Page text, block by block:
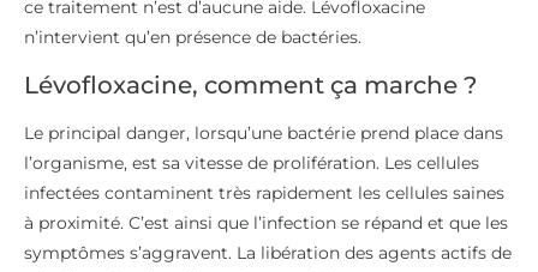
ce traitement n’est d’aucune aide. Lévofloxacine
n’intervient qu’en présence de bactéries.
Lévofloxacine, comment ça marche ?
Le principal danger, lorsqu’une bactérie prend place dans
l’organisme, est sa vitesse de prolifération. Les cellules
infectées contaminent très rapidement les cellules saines
à proximité. C’est ainsi que l’infection se répand et que les
symptômes s’aggravent. La libération des agents actifs de